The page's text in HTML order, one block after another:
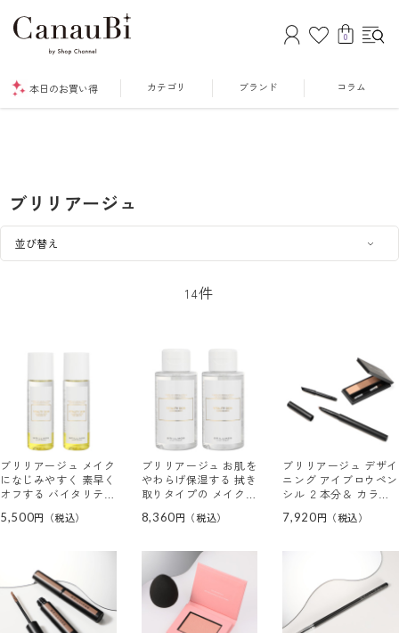
0
本日のお買い得 カテゴリ ブランド コラム
ブリリアージュ
14件
ブリリアージュ メイク
になじみやすく 素早く
オフする バイタリテ
グドロップス アイズ＆
5,500
ブリリアージュ お肌を
やわらげ保湿する 拭き
取りタイプの メイク落
キン クレンジングドロ
8,360
ブリリアージュ デザイ
ニング アイブロウペン
シル ２本分＆ カラー
ー ＜ピンキッシュブラ
7,920